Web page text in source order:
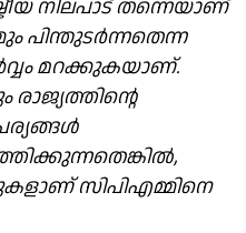
നിലപാട് തന്നെയാണ്
പിന്തുടർന്നതെന്ന
മറക്കുകയാണ്.
സിപിഎമ്മിനെ